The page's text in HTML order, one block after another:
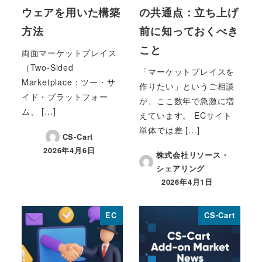
ウェアを用いた構築
方法
両面マーケットプレイス
（Two-Sided
Marketplace：ツー・サ
イド・プラットフォー
ム、 […]
CS-Cart
投稿日
2026年4月6日
の共通点：立ち上げ
前に知っておくべき
こと
「マーケットプレイスを
作りたい」というご相談
が、ここ数年で急激に増
えています。 ECサイト
単体では差 […]
株式会社リソース・
シェアリング
投稿日
2026年4月1日
EC CS-Cart